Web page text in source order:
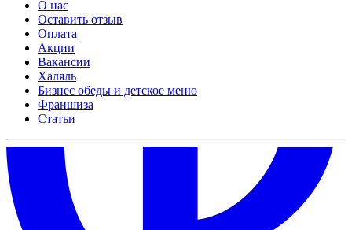
О нас
Оставить отзыв
Оплата
Акции
Вакансии
Халяль
Бизнес обеды и детское меню
Франшиза
Статьи